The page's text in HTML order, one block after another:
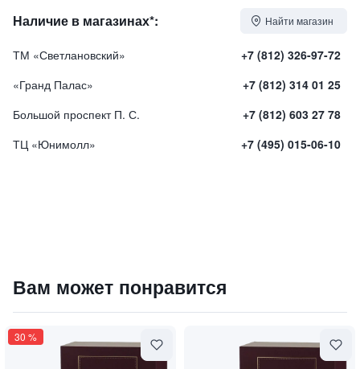
Наличие в магазинах*: Найти магазин
ТМ «Светлановский»
+7 (812) 326-97-72
«Гранд Палас»
+7 (812) 314 01 25
Большой проспект П. С.
+7 (812) 603 27 78
ТЦ «Юнимолл»
+7 (495) 015-06-10
9300₽9 840 ₽
Вам может понравится
30 %